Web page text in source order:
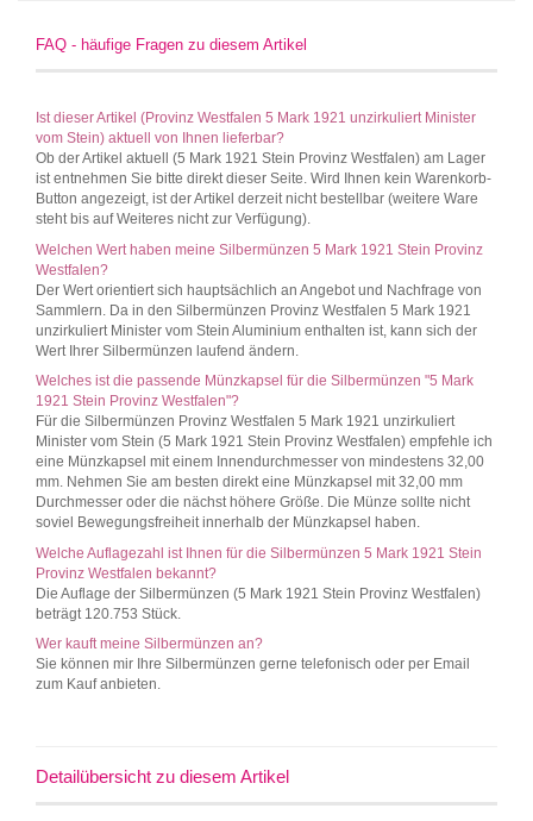
FAQ - häufige Fragen zu diesem Artikel
Ist dieser Artikel (Provinz Westfalen 5 Mark 1921 unzirkuliert Minister
vom Stein) aktuell von Ihnen lieferbar?
Ob der Artikel aktuell (5 Mark 1921 Stein Provinz Westfalen) am Lager
ist entnehmen Sie bitte direkt dieser Seite. Wird Ihnen kein Warenkorb-
Button angezeigt, ist der Artikel derzeit nicht bestellbar (weitere Ware
steht bis auf Weiteres nicht zur Verfügung).
Welchen Wert haben meine Silbermünzen 5 Mark 1921 Stein Provinz
Westfalen?
Der Wert orientiert sich hauptsächlich an Angebot und Nachfrage von
Sammlern. Da in den Silbermünzen Provinz Westfalen 5 Mark 1921
unzirkuliert Minister vom Stein Aluminium enthalten ist, kann sich der
Wert Ihrer Silbermünzen laufend ändern.
Welches ist die passende Münzkapsel für die Silbermünzen "5 Mark
1921 Stein Provinz Westfalen"?
Für die Silbermünzen Provinz Westfalen 5 Mark 1921 unzirkuliert
Minister vom Stein (5 Mark 1921 Stein Provinz Westfalen) empfehle ich
eine Münzkapsel mit einem Innendurchmesser von mindestens 32,00
mm. Nehmen Sie am besten direkt eine Münzkapsel mit 32,00 mm
Durchmesser oder die nächst höhere Größe. Die Münze sollte nicht
soviel Bewegungsfreiheit innerhalb der Münzkapsel haben.
Welche Auflagezahl ist Ihnen für die Silbermünzen 5 Mark 1921 Stein
Provinz Westfalen bekannt?
Die Auflage der Silbermünzen (5 Mark 1921 Stein Provinz Westfalen)
beträgt 120.753 Stück.
Wer kauft meine Silbermünzen an?
Sie können mir Ihre Silbermünzen gerne telefonisch oder per Email
zum Kauf anbieten.
Detailübersicht zu diesem Artikel